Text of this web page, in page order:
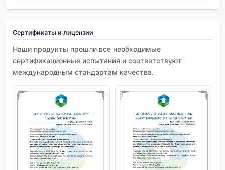
Сертификаты и лицензии
Наши продукты прошли все необходимые
сертификационные испытания и соответствуют
международным стандартам качества.